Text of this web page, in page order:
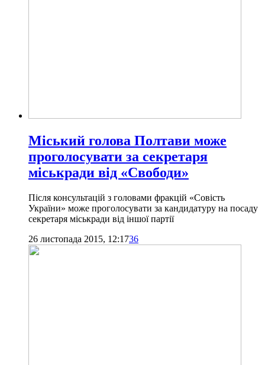
Міський голова Полтави може
проголосувати за секретаря
міськради від «Свободи»
Після консультацій з головами фракцій «Совість
України» може проголосувати за кандидатуру на посаду
секретаря міськради від іншої партії
26 листопада 2015, 12:1736